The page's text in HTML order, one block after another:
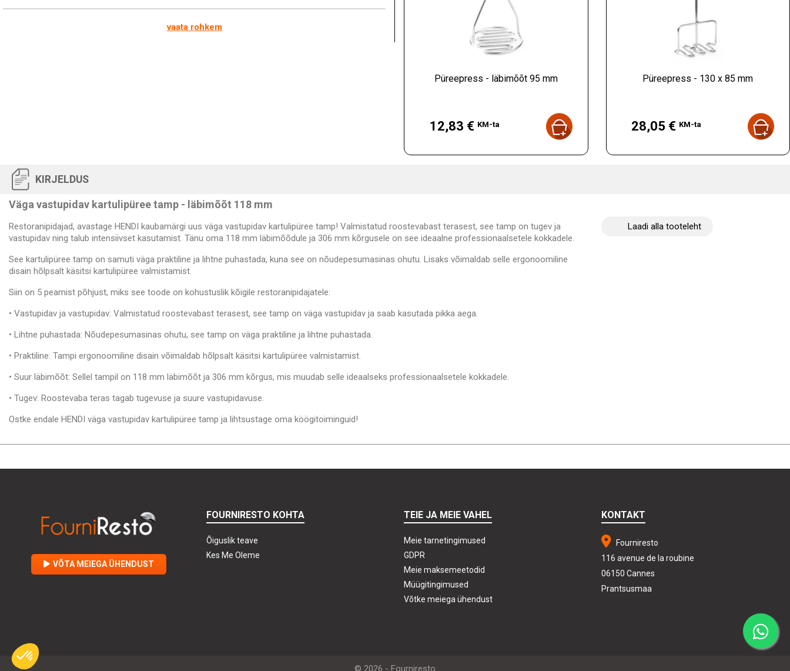
vaata rohkem
Püreepress - läbimõõt 95 mm
12,83 € KM-ta
Püreepress - 130 x 85 mm
28,05 € KM-ta
KIRJELDUS
Väga vastupidav kartulipüree tamp - läbimõõt 118 mm
Restoranipidajad, avastage HENDI kaubamärgi uus väga vastupidav kartulipüree tamp! Valmistatud roostevabast terasest, see tamp on tugev ja
vastupidav ning talub intensiivset kasutamist. Tänu oma 118 mm läbimõõdule ja 306 mm kõrgusele on see ideaalne professionaalsetele kokkadele.
See kartulipüree tamp on samuti väga praktiline ja lihtne puhastada, kuna see on nõudepesumasinas ohutu. Lisaks võimaldab selle ergonoomiline
disain hõlpsalt käsitsi kartulipüree valmistamist.
Siin on 5 peamist põhjust, miks see toode on kohustuslik kõigile restoranipidajatele:
• Vastupidav ja vastupidav: Valmistatud roostevabast terasest, see tamp on väga vastupidav ja saab kasutada pikka aega.
• Lihtne puhastada: Nõudepesumasinas ohutu, see tamp on väga praktiline ja lihtne puhastada.
• Praktiline: Tampi ergonoomiline disain võimaldab hõlpsalt käsitsi kartulipüree valmistamist.
• Suur läbimõõt: Sellel tampil on 118 mm läbimõõt ja 306 mm kõrgus, mis muudab selle ideaalseks professionaalsetele kokkadele.
• Tugev: Roostevaba teras tagab tugevuse ja suure vastupidavuse.
Ostke endale HENDI väga vastupidav kartulipüree tamp ja lihtsustage oma köögitoiminguid!
Laadi alla tooteleht
VÕTA MEIEGA ÜHENDUST
FOURNIRESTO KOHTA
Õiguslik teave
Kes Me Oleme
TEIE JA MEIE VAHEL
Meie tarnetingimused
GDPR
Meie maksemeetodid
Müügitingimused
Võtke meiega ühendust
KONTAKT
Fourniresto
116 avenue de la roubine
06150 Cannes
Prantsusmaa
© 2026 - Fourniresto